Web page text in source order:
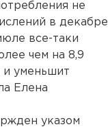
не
в декабре
все-таки
чем на 8,9
и уменьшит
Елена
указом